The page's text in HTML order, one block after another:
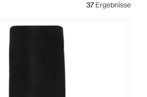
37Ergebnisse